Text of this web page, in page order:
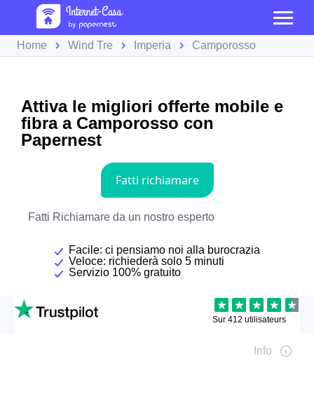
Home Wind Tre Imperia Camporosso